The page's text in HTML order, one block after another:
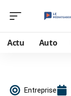
Actu Auto
Entreprise